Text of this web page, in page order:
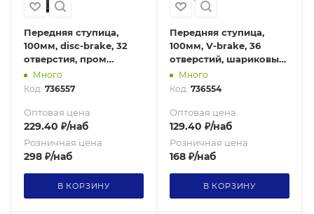
Передняя ступица,
100мм, disc-brake, 32
отверстия, пром
подшипник ISO 600ZZ,
сталь, эксцентрик, /AO-
Много
Код: 736557
Оптовая цена
229.40 ₽/наб
Розничная цена
298 ₽/наб
В КОРЗИНУ
Передняя ступица,
100мм, V-brake, 36
отверстий, шариковый
подшипник, сталь,
эксцентрик, /AO-FR36/
Много
Код: 736554
Оптовая цена
129.40 ₽/наб
Розничная цена
168 ₽/наб
В КОРЗИНУ